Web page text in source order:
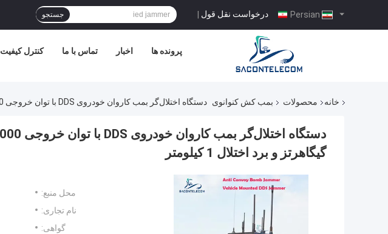
درخواست نقل قول | جستجو
کنترل کیفیت تماس با ما اخبار پرونده ها
خانه محصولات بمب کش کنوانوی دستگاه اختلال‌گر بمب کاروان خودروی DDS با توان خروجی 1000 وات، باند کامل 20-3 گیگاهرتز و برد اختلال 1 کیلومتر
گیگاهرتز و برد اختلال 1 کیلومتر
محل منبع:
نام تجاری:
گواهی: